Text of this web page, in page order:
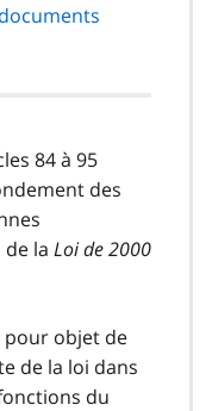
84 à 95
des
la Loi de 2000
pour objet de
de la loi dans
du